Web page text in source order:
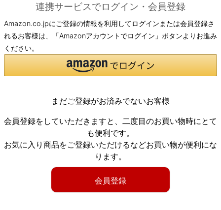
連携サービスでログイン・会員登録
Amazon.co.jpにご登録の情報を利用してログインまたは会員登録さ
れるお客様は、「Amazonアカウントでログイン」ボタンよりお進み
ください。
まだご登録がお済みでないお客様
会員登録をしていただきますと、二度目のお買い物時にとて
も便利です。
お気に入り商品をご登録いただけるなどお買い物が便利にな
ります。
会員登録